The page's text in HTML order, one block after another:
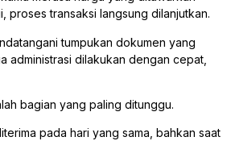
proses transaksi langsung dilanjutkan.
tumpukan dokumen yang
administrasi dilakukan dengan cepat,
bagian yang paling ditunggu.
pada hari yang sama, bahkan saat